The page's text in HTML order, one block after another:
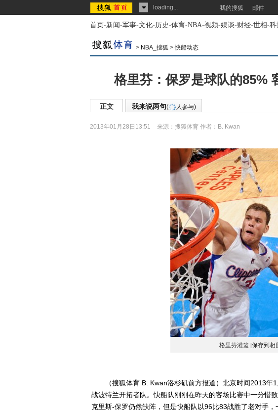
loading... 我的搜狐 邮件
首页-新闻-军事-文化-历史-体育-NBA-视频-娱谈-财经-世相-科
> NBA_搜狐 >快船动态
格里芬：保罗是球队的85%
正文 我来说两句( 人参与)
2013年01月28日13:51 来源： 搜狐体育 作者：B. Kwan
格里芬灌篮 [保存到相
（搜狐体育 B. Kwan洛杉矶前方报道）北京时间2013年1
战波特兰开拓者队。快船队刚刚在昨天的客场比赛中一分惜
克里斯-保罗仍然缺阵，但是快船队以96比83战胜了老对手，